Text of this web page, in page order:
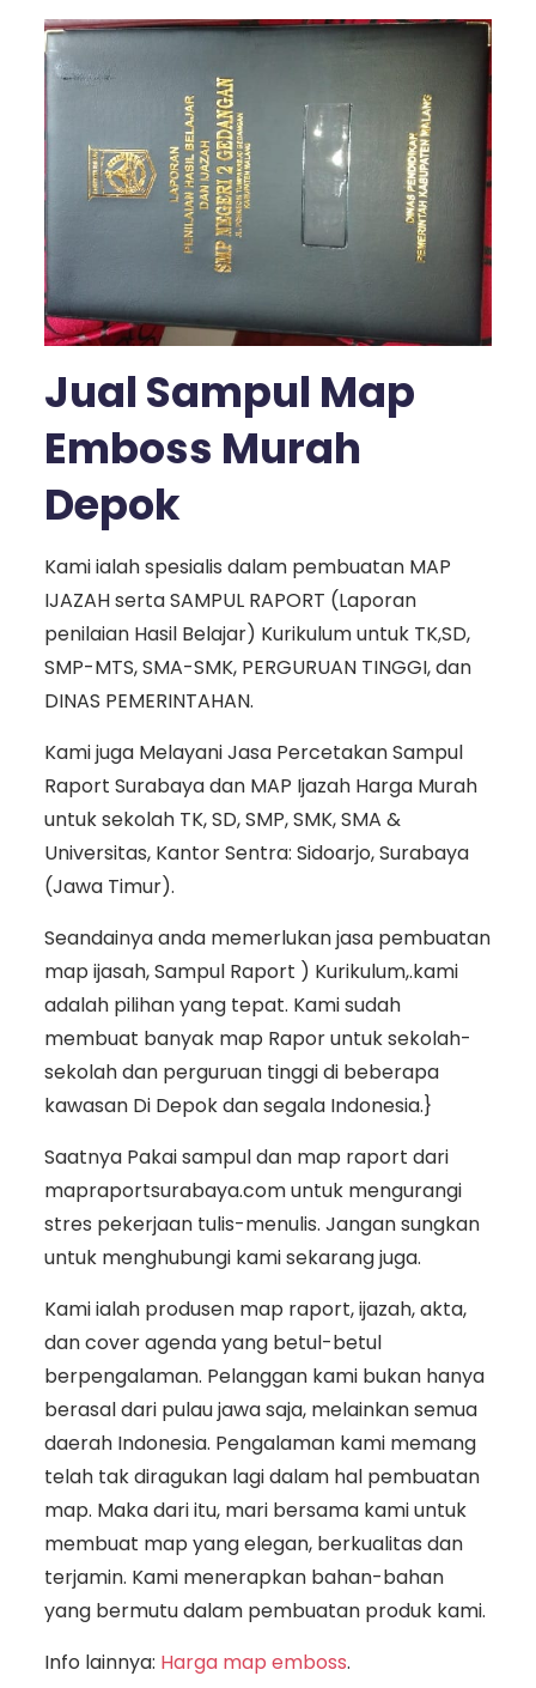
Jual Sampul Map
Emboss Murah
Depok
Kami ialah spesialis dalam pembuatan MAP
IJAZAH serta SAMPUL RAPORT (Laporan
penilaian Hasil Belajar) Kurikulum untuk TK,SD,
SMP-MTS, SMA-SMK, PERGURUAN TINGGI, dan
DINAS PEMERINTAHAN.
Kami juga Melayani Jasa Percetakan Sampul
Raport Surabaya dan MAP Ijazah Harga Murah
untuk sekolah TK, SD, SMP, SMK, SMA &
Universitas, Kantor Sentra: Sidoarjo, Surabaya
(Jawa Timur).
Seandainya anda memerlukan jasa pembuatan
map ijasah, Sampul Raport ) Kurikulum,.kami
adalah pilihan yang tepat. Kami sudah
membuat banyak map Rapor untuk sekolah-
sekolah dan perguruan tinggi di beberapa
kawasan Di Depok dan segala Indonesia.}
Saatnya Pakai sampul dan map raport dari
mapraportsurabaya.com untuk mengurangi
stres pekerjaan tulis-menulis. Jangan sungkan
untuk menghubungi kami sekarang juga.
Kami ialah produsen map raport, ijazah, akta,
dan cover agenda yang betul-betul
berpengalaman. Pelanggan kami bukan hanya
berasal dari pulau jawa saja, melainkan semua
daerah Indonesia. Pengalaman kami memang
telah tak diragukan lagi dalam hal pembuatan
map. Maka dari itu, mari bersama kami untuk
membuat map yang elegan, berkualitas dan
terjamin. Kami menerapkan bahan-bahan
yang bermutu dalam pembuatan produk kami.
Info lainnya: Harga map emboss.